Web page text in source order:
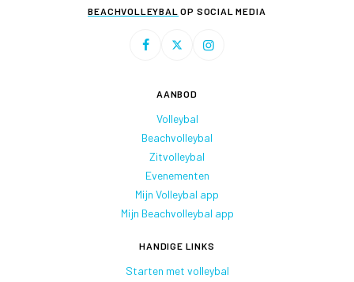
BEACHVOLLEYBAL OP SOCIAL MEDIA
AANBOD
Volleybal
Beachvolleybal
Zitvolleybal
Evenementen
Mijn Volleybal app
Mijn Beachvolleybal app
HANDIGE LINKS
Starten met volleybal